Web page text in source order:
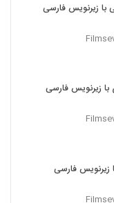
با زیرنویس فارسی
زیرنویس فارسی
زیرنویس فارسی